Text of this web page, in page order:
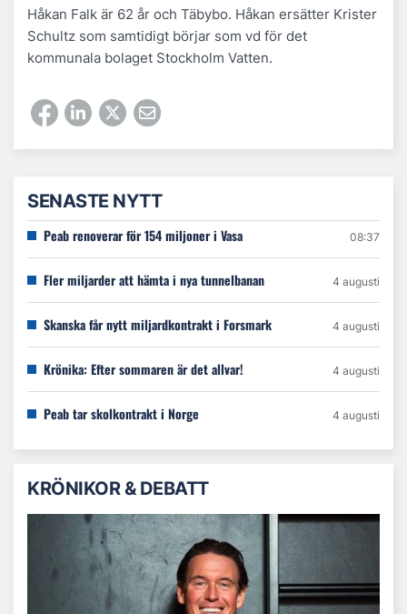
Håkan Falk är 62 år och Täbybo. Håkan ersätter Krister
Schultz som samtidigt börjar som vd för det
kommunala bolaget Stockholm Vatten.
SENASTE NYTT
Peab renoverar för 154 miljoner i Vasa 08:37
Fler miljarder att hämta i nya tunnelbanan 4 augusti
Skanska får nytt miljardkontrakt i Forsmark 4 augusti
Krönika: Efter sommaren är det allvar! 4 augusti
Peab tar skolkontrakt i Norge 4 augusti
KRÖNIKOR & DEBATT